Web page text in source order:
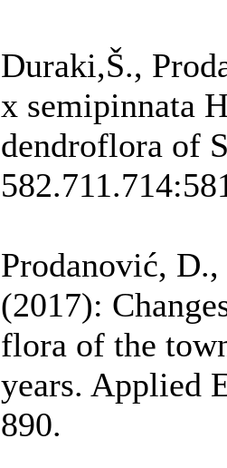
Duraki,Š.,
x semipinnata
dendroflora of
Prodanović,
(2017):
flora of the
years. Applied
890.